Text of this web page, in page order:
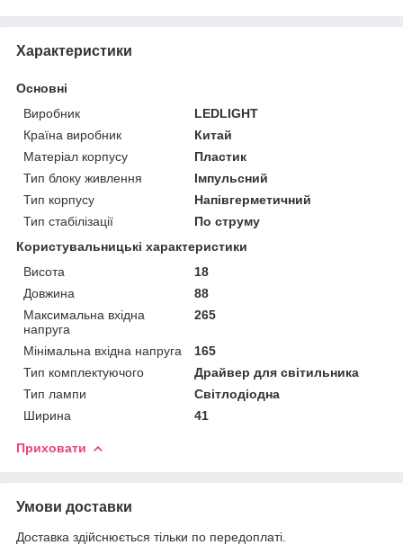
Характеристики
Основні
Виробник
LEDLIGHT
Країна виробник
Китай
Матеріал корпусу
Пластик
Тип блоку живлення
Імпульсний
Тип корпусу
Напівгерметичний
Тип стабілізації
По струму
Користувальницькі характеристики
Висота
18
Довжина
88
Максимальна вхідна
напруга
265
Мінімальна вхідна напруга
165
Тип комплектуючого
Драйвер для світильника
Тип лампи
Світлодіодна
Ширина
41
Приховати
Умови доставки
Доставка здійснюється тільки по передоплаті.